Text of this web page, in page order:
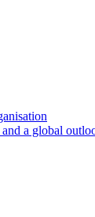
a global